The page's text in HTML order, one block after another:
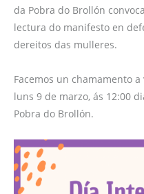
da Pobra do Brollón
lectura do manifesto en
dereitos das mulleres.
Facemos un chamamento
luns 9 de marzo, ás 12:00
Pobra do Brollón.